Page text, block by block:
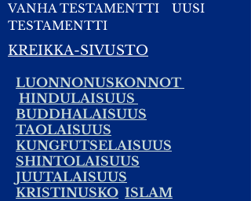
VANHA TESTAMENTTI
UUSI
TESTAMENTTI
KREIKKA-SIVUSTO
LUONNONUSKONNOT
HINDULAISUUS
BUDDHALAISUUS
TAOLAISUUS
KUNGFUTSELAISUUS
SHINTOLAISUUS
JUUTALAISUUS
KRISTINUSKO ISLAM